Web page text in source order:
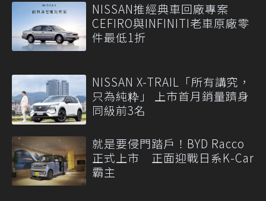
NISSAN推經典車回廠專案
CEFIRO與INFINITI老車原廠零
件最低1折
NISSAN X-TRAIL「所有講究，
只為純粋」 上市首月銷量躋身
同級前3名
就是要侵門踏戶！BYD Racco
正式上市 正面迎戰日系K-Car
霸主